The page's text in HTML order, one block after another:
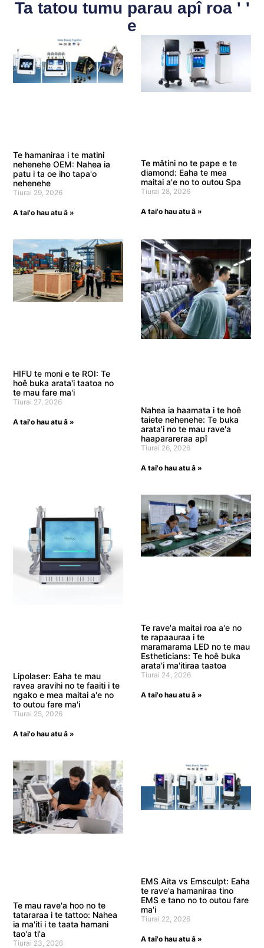
Ta tatou tumu parau apî roa ' '
e
Te hamaniraa i te matini
nehenehe OEM: Nahea ia
patu i ta oe iho tapa'o
nehenehe
Tiurai 29, 2026
A tai'o hau atu â »
Te mǎtini no te pape e te
diamond: Eaha te mea
maitai a'e no to outou Spa
Tiurai 28, 2026
A tai'o hau atu â »
HIFU te moni e te ROI: Te
hoê buka arata'i taatoa no
te mau fare ma'i
Tiurai 27, 2026
A tai'o hau atu â »
Nahea ia haamata i te hoê
taiete nehenehe: Te buka
arata'i no te mau rave'a
haaparareraa apî
Tiurai 26, 2026
A tai'o hau atu â »
Lipolaser: Eaha te mau
ravea aravihi no te faaiti i te
ngako e mea maitai a'e no
to outou fare ma'i
Tiurai 25, 2026
A tai'o hau atu â »
Te rave'a maitai roa a'e no
te rapaauraa i te
maramarama LED no te mau
Estheticians: Te hoê buka
arata'i ma'itiraa taatoa
Tiurai 24, 2026
A tai'o hau atu â »
Te mau rave'a hoo no te
tatararaa i te tattoo: Nahea
ia ma'iti i te taata hamani
tao'a ti'a
Tiurai 23, 2026
EMS Aita vs Emsculpt: Eaha
te rave'a hamaniraa tino
EMS e tano no to outou fare
ma'i
Tiurai 22, 2026
A tai'o hau atu â »